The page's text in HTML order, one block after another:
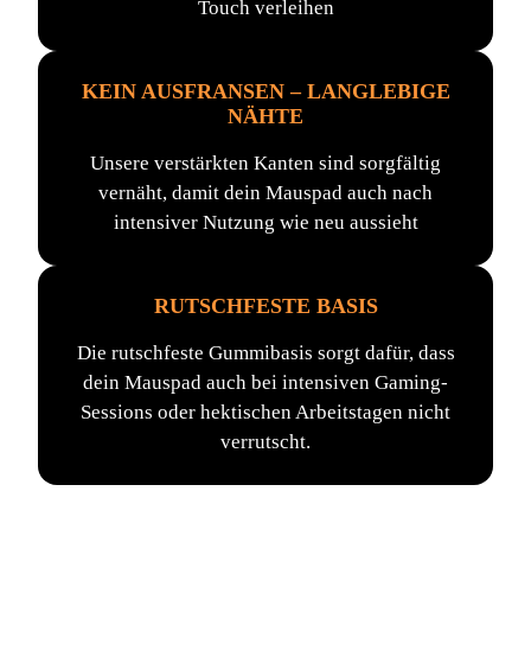
Touch verleihen
KEIN AUSFRANSEN – LANGLEBIGE
NÄHTE
Unsere verstärkten Kanten sind sorgfältig
vernäht, damit dein Mauspad auch nach
intensiver Nutzung wie neu aussieht
RUTSCHFESTE BASIS
Die rutschfeste Gummibasis sorgt dafür, dass
dein Mauspad auch bei intensiven Gaming-
Sessions oder hektischen Arbeitstagen nicht
verrutscht.